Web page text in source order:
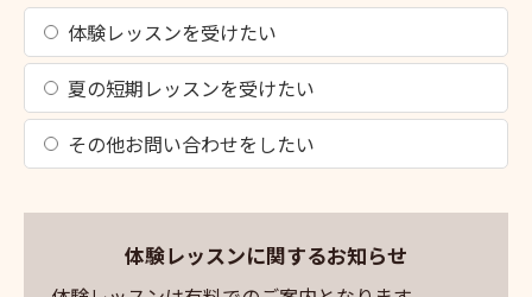
体験レッスンを受けたい
夏の短期レッスンを受けたい
その他お問い合わせをしたい
体験レッスンに関するお知らせ